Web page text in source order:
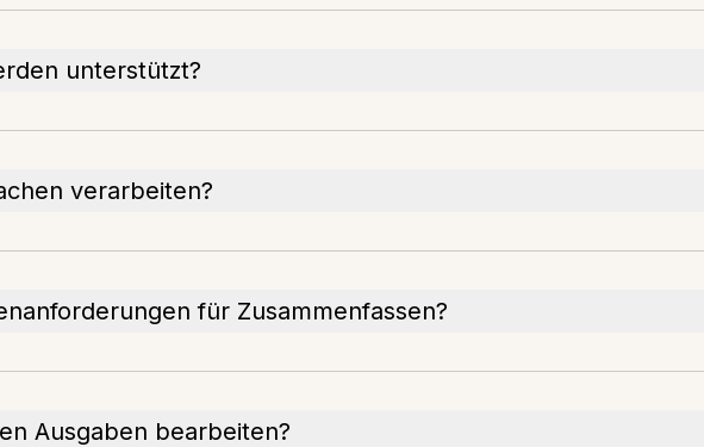
unterstützt?
verarbeiten?
für Zusammenfassen?
Ausgaben bearbeiten?